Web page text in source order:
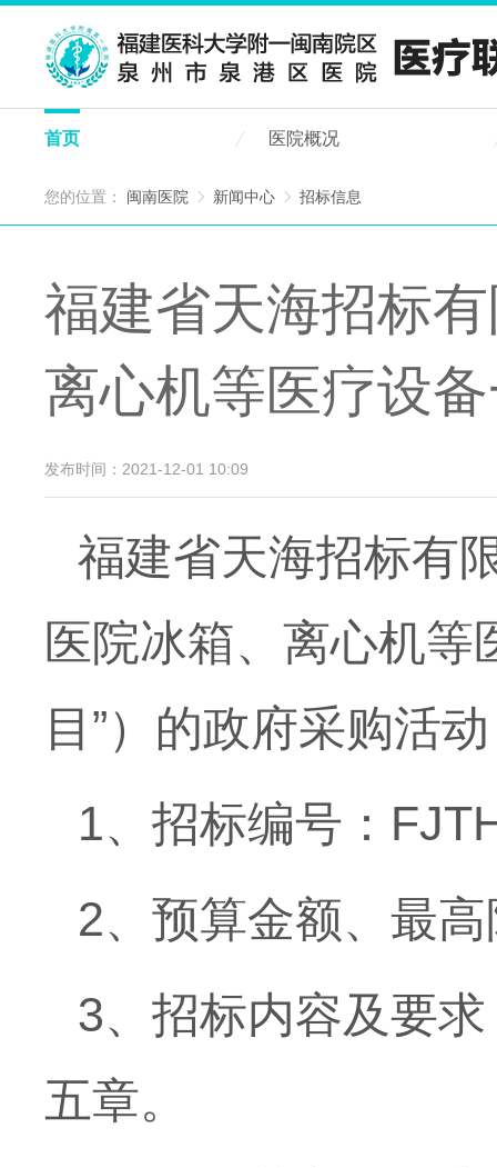
首页 医院概况
您的位置： 闽南医院  新闻中心  招标信息
福建省天海招标
离心机等医疗设
发布时间：2021-12-01 10:09
福建省天海招标有
医院冰箱、离心机等
目”）的政府采购活
1、招标编号：
2、预算金额、最
3、招标内容及要
五章。